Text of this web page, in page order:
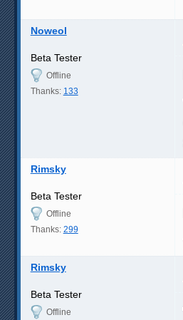
Noweol
Beta Tester
Offline
Thanks: 133
Rimsky
Beta Tester
Offline
Thanks: 299
Rimsky
Beta Tester
Offline